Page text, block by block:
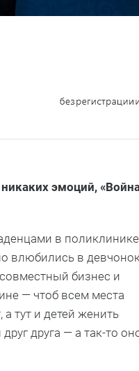
эмоций,
в поликлинике
влюбились в
бизнес и
— чтоб всем места
тут и детей женить
друга — а так-то